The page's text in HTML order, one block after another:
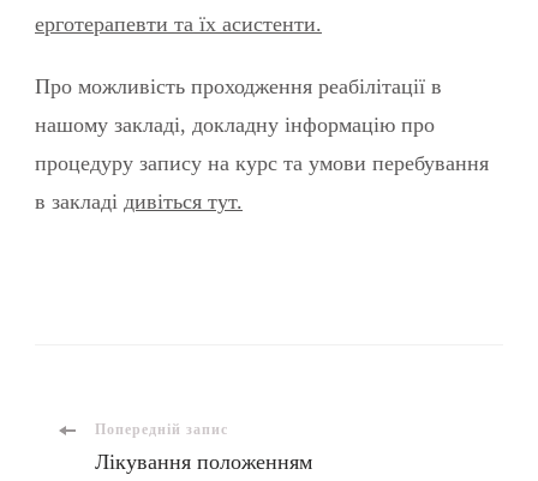
ерготерапевти та їх асистенти.
Про можливість проходження реабілітації в
нашому закладі, докладну інформацію про
процедуру запису на курс та умови перебування
в закладі дивіться тут.
Попередній запис
Лікування положенням